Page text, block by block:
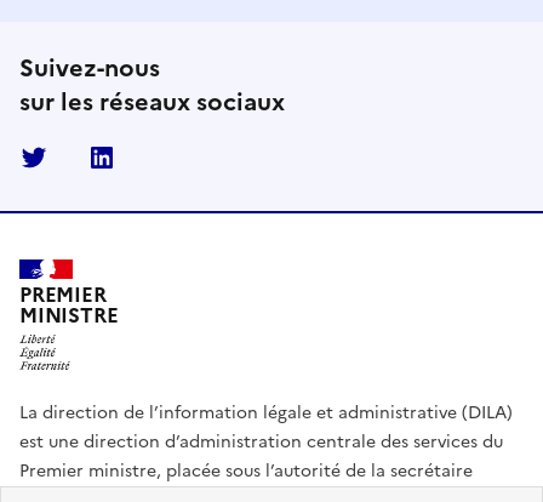
Suivez-nous
sur les réseaux sociaux
Twitter
PREMIER
MINISTRE
La direction de l’information légale et administrative (DILA)
est une direction d’administration centrale des services du
Premier ministre, placée sous l’autorité de la secrétaire